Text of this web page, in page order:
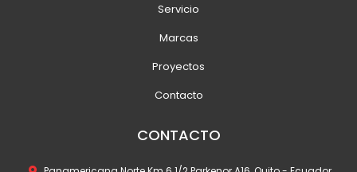
CONTACTO
Servicio
Marcas
Proyectos
Contacto